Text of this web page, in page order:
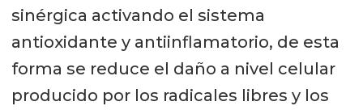
sinérgica activando el sistema
antioxidante y antiinflamatorio, de esta
forma se reduce el daño a nivel celular
producido por los radicales libres y los